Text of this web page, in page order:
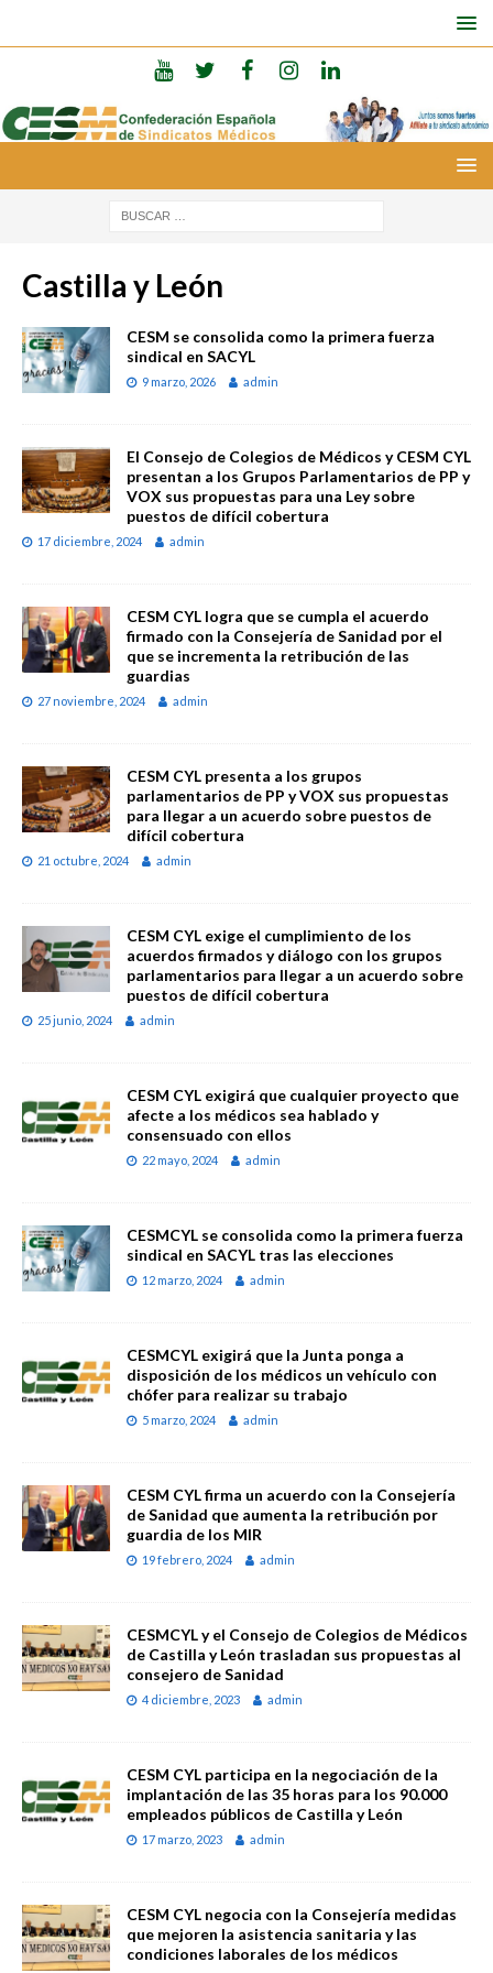
Castilla y León
CESM se consolida como la primera fuerza
sindical en SACYL
9 marzo, 2026 admin
El Consejo de Colegios de Médicos y CESM CYL
presentan a los Grupos Parlamentarios de PP y
VOX sus propuestas para una Ley sobre
puestos de difícil cobertura
17 diciembre, 2024 admin
CESM CYL logra que se cumpla el acuerdo
firmado con la Consejería de Sanidad por el
que se incrementa la retribución de las
guardias
27 noviembre, 2024 admin
CESM CYL presenta a los grupos
parlamentarios de PP y VOX sus propuestas
para llegar a un acuerdo sobre puestos de
difícil cobertura
21 octubre, 2024 admin
CESM CYL exige el cumplimiento de los
acuerdos firmados y diálogo con los grupos
parlamentarios para llegar a un acuerdo sobre
puestos de difícil cobertura
25 junio, 2024 admin
CESM CYL exigirá que cualquier proyecto que
afecte a los médicos sea hablado y
consensuado con ellos
22 mayo, 2024 admin
CESMCYL se consolida como la primera fuerza
sindical en SACYL tras las elecciones
12 marzo, 2024 admin
CESMCYL exigirá que la Junta ponga a
disposición de los médicos un vehículo con
chófer para realizar su trabajo
5 marzo, 2024 admin
CESM CYL firma un acuerdo con la Consejería
de Sanidad que aumenta la retribución por
guardia de los MIR
19 febrero, 2024 admin
CESMCYL y el Consejo de Colegios de Médicos
de Castilla y León trasladan sus propuestas al
consejero de Sanidad
4 diciembre, 2023 admin
CESM CYL participa en la negociación de la
implantación de las 35 horas para los 90.000
empleados públicos de Castilla y León
17 marzo, 2023 admin
CESM CYL negocia con la Consejería medidas
que mejoren la asistencia sanitaria y las
condiciones laborales de los médicos